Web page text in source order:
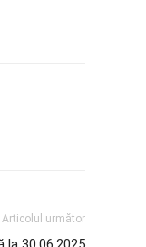
Articolul următor